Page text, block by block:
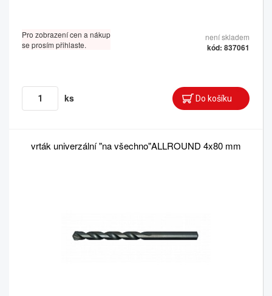
Pro zobrazení cen a nákup
se prosím přihlaste.
není skladem
kód: 837061
ks
vrták univerzální "na všechno"ALLROUND 4x80 mm